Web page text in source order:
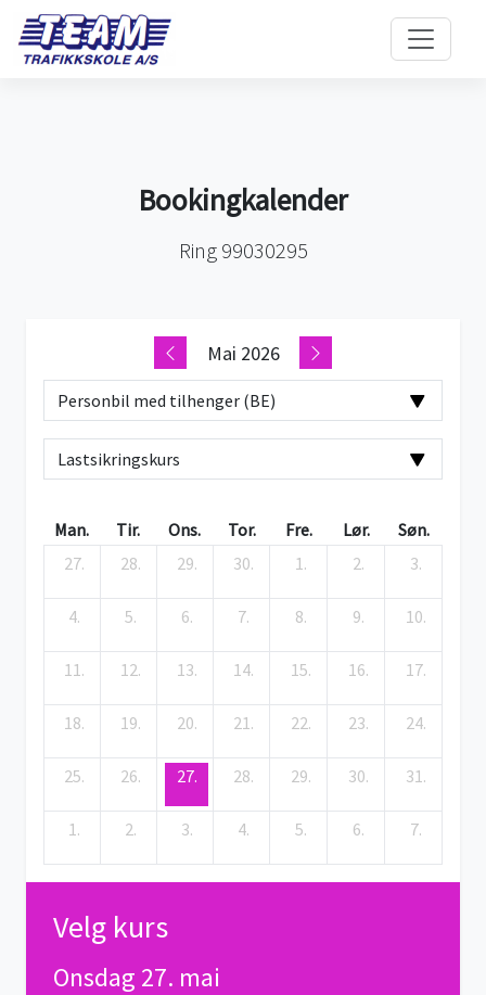
Bookingkalender
Ring 99030295
Mai 2026
Man. Tir. Ons. Tor. Fre. Lør.
Søn.
27.
28. 29. 30. 1. 2. 3.
4. 5. 6. 7. 8. 9. 10.
11. 12. 13. 14. 15. 16. 17.
18. 19. 20. 21. 22. 23. 24.
25. 26. 27. 28. 29. 30. 31.
1. 2. 3. 4. 5. 6. 7.
Velg kurs
Onsdag 27. mai